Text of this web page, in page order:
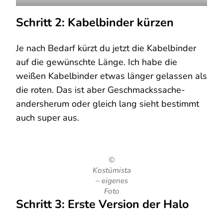
Schritt 2: Kabelbinder kürzen
Je nach Bedarf kürzt du jetzt die Kabelbinder
auf die gewünschte Länge. Ich habe die
weißen Kabelbinder etwas länger gelassen als
die roten. Das ist aber Geschmackssache-
andersherum oder gleich lang sieht bestimmt
auch super aus.
©
Kostümista
– eigenes
Foto
Schritt 3: Erste Version der Halo